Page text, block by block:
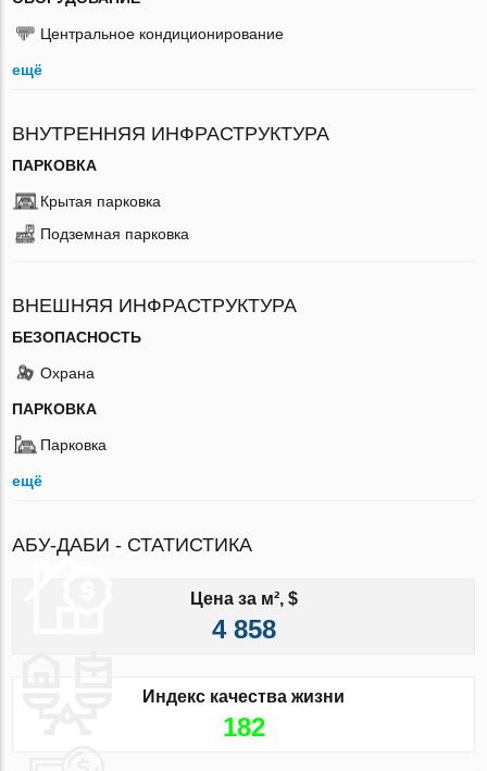
Центральное кондиционирование
ещё
ВНУТРЕННЯЯ ИНФРАСТРУКТУРА
ПАРКОВКА
Крытая парковка
Подземная парковка
ВНЕШНЯЯ ИНФРАСТРУКТУРА
БЕЗОПАСНОСТЬ
Охрана
ПАРКОВКА
Парковка
ещё
АБУ-ДАБИ - СТАТИСТИКА
Цена за м², $
4 858
Индекс качества жизни
182